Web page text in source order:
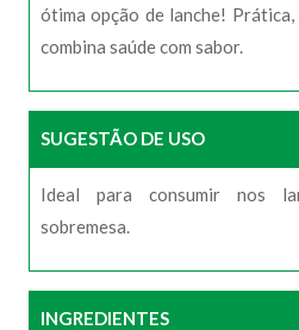
ótima opção de lanche!
combina saúde com sabor.
SUGESTÃO DE USO
Ideal para consumir nos
sobremesa.
INGREDIENTES